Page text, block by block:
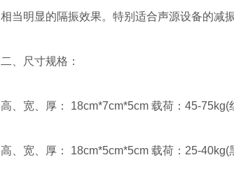
相当明显的隔振效果。特别适合声源设备的减
二、尺寸规格：
高、宽、厚： 18cm*7cm*5cm 载荷：45-75kg(
高、宽、厚： 18cm*5cm*5cm 载荷：25-40kg(